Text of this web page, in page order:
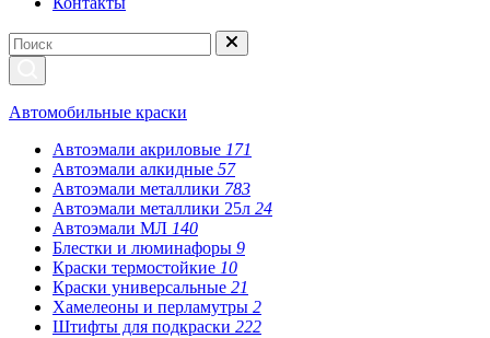
Автомобильные краски
Автоэмали акриловые 171
Автоэмали алкидные 57
Автоэмали металлики 783
Автоэмали металлики 25л 24
Автоэмали МЛ 140
Блестки и люминафоры 9
Краски термостойкие 10
Краски универсальные 21
Хамелеоны и перламутры 2
Штифты для подкраски 222